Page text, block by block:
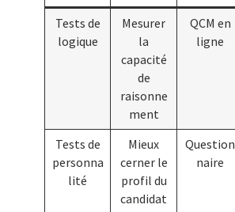
Tests de
logique
Mesurer
la
capacité
de
raisonne
ment
QCM en
ligne
Tests de
personna
lité
Mieux
cerner le
profil du
candidat
Question
naire